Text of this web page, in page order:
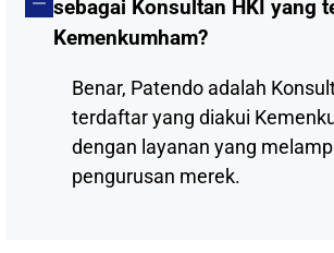
sebagai Konsultan HKI yang
Kemenkumham?
Benar, Patendo adalah
terdaftar yang diakui
dengan layanan yang
pengurusan merek.